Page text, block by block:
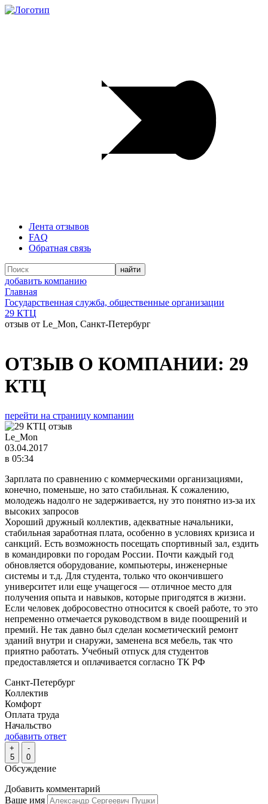
Лента отзывов
FAQ
Обратная связь
добавить компанию
Главная
Государственная служба, общественные организации
29 КТЦ
отзыв от Le_Mon, Санкт-Петербург
ОТЗЫВ О КОМПАНИИ: 29
КТЦ
перейти на страницу компании
Le_Mon
03.04.2017
в 05:34
Зарплата по сравнению с коммерческими организациями,
конечно, поменьше, но зато стабильная. К сожалению,
молодежь надолго не задерживается, ну это понятно из-за их
высоких запросов
Хороший дружный коллектив, адекватные начальники,
стабильная заработная плата, особенно в условиях кризиса и
санкций. Есть возможность посещать спортивный зал, ездить
в командировки по городам России. Почти каждый год
обновляется оборудование, компьютеры, инженерные
системы и т.д. Для студента, только что окончившего
университет или еще учащегося — отличное место для
получения опыта и навыков, которые пригодятся в жизни.
Если человек добросовестно относится к своей работе, то это
непременно отмечается руководством в виде поощрений и
премий. Не так давно был сделан косметический ремонт
зданий внутри и снаружи, заменена вся мебель, так что
приятно работать. Учебный отпуск для студентов
предоставляется и оплачивается согласно ТК РФ
Санкт-Петербург
Коллектив
Комфорт
Оплата труда
Начальство
добавить ответ
+
5
-
0
Обсуждение
Добавить комментарий
Ваше имя